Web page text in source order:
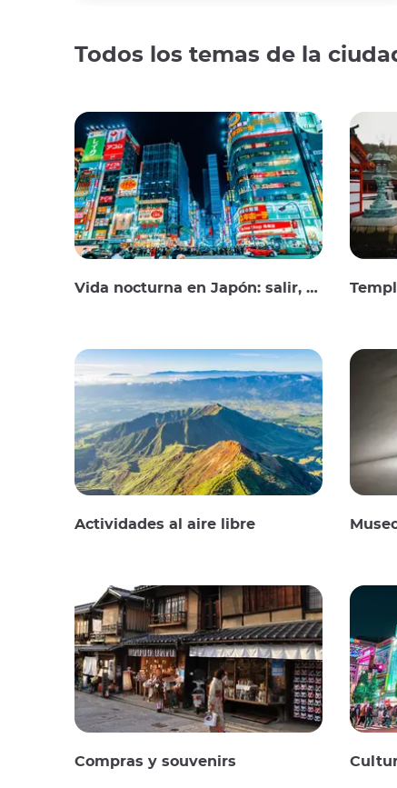
Todos los temas de la
Vida nocturna en Japón: salir, ver y beber
Actividades al aire libre
Compras y souvenirs